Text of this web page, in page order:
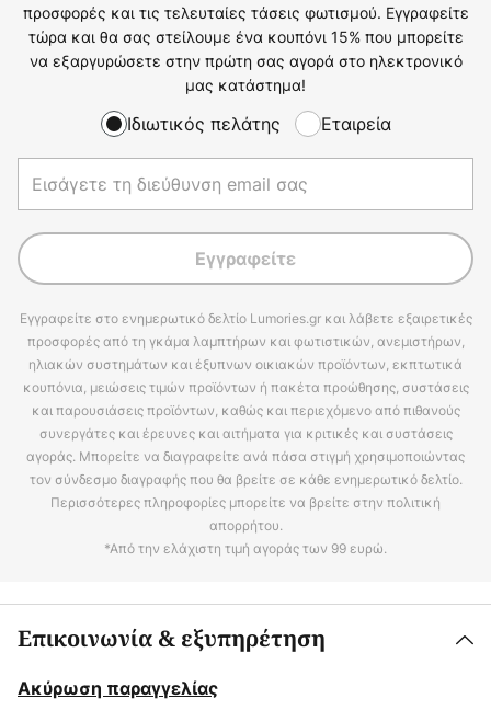
προσφορές και τις τελευταίες τάσεις φωτισμού. Εγγραφείτε
τώρα και θα σας στείλουμε ένα κουπόνι 15% που μπορείτε
να εξαργυρώσετε στην πρώτη σας αγορά στο ηλεκτρονικό
μας κατάστημα!
Ιδιωτικός πελάτης Εταιρεία
Εγγραφείτε
Εγγραφείτε στο ενημερωτικό δελτίο Lumories.gr και λάβετε εξαιρετικές
προσφορές από τη γκάμα λαμπτήρων και φωτιστικών, ανεμιστήρων,
ηλιακών συστημάτων και έξυπνων οικιακών προϊόντων, εκπτωτικά
κουπόνια, μειώσεις τιμών προϊόντων ή πακέτα προώθησης, συστάσεις
και παρουσιάσεις προϊόντων, καθώς και περιεχόμενο από πιθανούς
συνεργάτες και έρευνες και αιτήματα για κριτικές και συστάσεις
αγοράς. Μπορείτε να διαγραφείτε ανά πάσα στιγμή χρησιμοποιώντας
τον σύνδεσμο διαγραφής που θα βρείτε σε κάθε ενημερωτικό δελτίο.
Περισσότερες πληροφορίες μπορείτε να βρείτε στην πολιτική
απορρήτου.
*Από την ελάχιστη τιμή αγοράς των 99 ευρώ.
Επικοινωνία & εξυπηρέτηση
Ακύρωση παραγγελίας